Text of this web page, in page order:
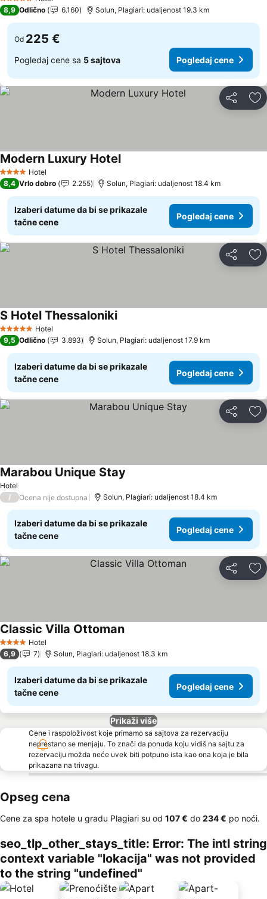
5 Zvezdice
8,9 Odlično 6.160 Solun, Plagiari: udaljenost 19.3 km
Od 225 €
Pogledaj cene sa 5 sajtova Pogledaj cene
Deli
4 ZvezdiceHotel
Modern Luxury Hotel
8,4 Vrlo dobro 2.255 Solun, Plagiari: udaljenost 18.4 km
Izaberi datume da bi se prikazale
tačne cene
Pogledaj cene
Deli
5 ZvezdiceHotel
S Hotel Thessaloniki
9,5 Odlično 3.893 Solun, Plagiari: udaljenost 17.9 km
Izaberi datume da bi se prikazale
tačne cene
Pogledaj cene
Deli
Hotel
Marabou Unique Stay
/ Ocena nije dostupna Solun, Plagiari: udaljenost 18.4 km
Izaberi datume da bi se prikazale
tačne cene
Pogledaj cene
Deli
4 ZvezdiceHotel
Classic Villa Ottoman
6,9 7 Solun, Plagiari: udaljenost 18.3 km
Izaberi datume da bi se prikazale
tačne cene
Pogledaj cene
Prikaži više
Cene i raspoloživost koje primamo sa sajtova za rezervaciju
neprestano se menjaju. To znači da ponuda koju vidiš na sajtu za
rezervaciju možda neće uvek biti potpuno ista kao ona koja je bila
prikazana na trivagu.
Opseg cena
Cene za spa hotele u gradu Plagiari su od ‎107 € do ‎234 € po noći.
seo_tlp_other_stays_title: Error: The intl string
context variable "lokacija" was not provided
to the string "undefined"